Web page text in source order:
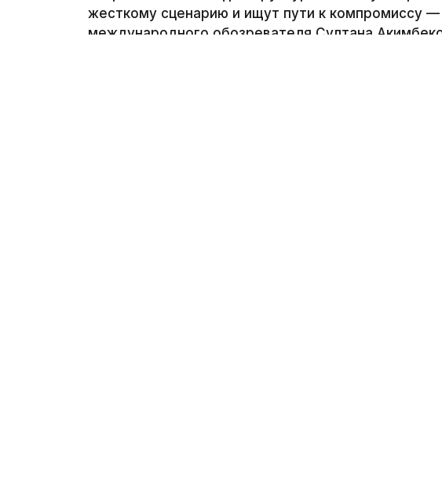
жесткому сценарию и ищут пути к компромиссу
международного обозревателя Султана